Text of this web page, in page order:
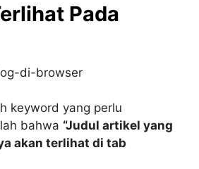
Pada
keyword yang perlu
bahwa “Judul artikel yang
akan terlihat di tab